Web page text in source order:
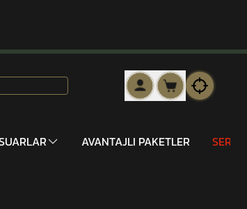
AVANTAJLI PAKETLER SERİ